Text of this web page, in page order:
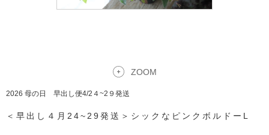
ZOOM
2026 母の日 早出し便4/2４~2９発送
＜早出し４月24~29発送＞シックなピンクボルドーL